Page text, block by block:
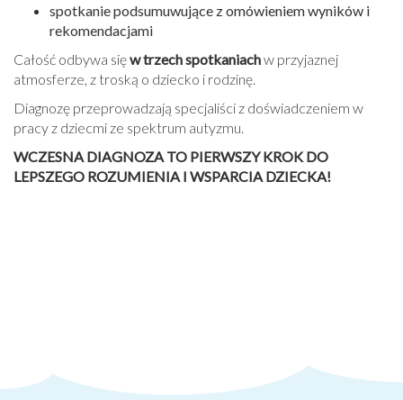
spotkanie podsumuwujące z omówieniem wyników i
rekomendacjami
Całość odbywa sięw trzech spotkaniachw przyjaznej
atmosferze, z troską o dziecko i rodzinę.
Diagnozę przeprowadzają specjaliści z doświadczeniem w
pracy z dziecmi ze spektrum autyzmu.
WCZESNA DIAGNOZA TO PIERWSZY KROK DO
LEPSZEGO ROZUMIENIA I WSPARCIA DZIECKA!